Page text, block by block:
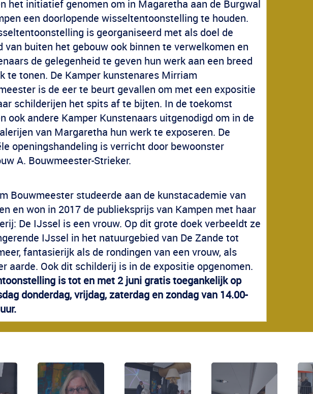
het initiatief genomen om in Magaretha aan de Burgwal
een doorlopende wisseltentoonstelling te houden.
is georganiseerd met als doel de
van buiten het gebouw ook binnen te verwelkomen en
de gelegenheid te geven hun werk aan een breed
te tonen. De Kamper kunstenares Mirriam
is de eer te beurt gevallen om met een expositie
schilderijen het spits af te bijten. In de toekomst
ook andere Kamper Kunstenaars uitgenodigd om in de
van Margaretha hun werk te exposeren. De
openingshandeling is verricht door bewoonster
A. Bouwmeester-Strieker.
Bouwmeester studeerde aan de kunstacademie van
en won in 2017 de publieksprijs van Kampen met haar
De IJssel is een vrouw. Op dit grote doek verbeeldt ze
IJssel in het natuurgebied van De Zande tot
fantasierijk als de rondingen van een vrouw, als
aarde. Ook dit schilderij is in de expositie opgenomen.
is tot en met 2 juni gratis toegankelijk op
donderdag, vrijdag, zaterdag en zondag van 14.00-